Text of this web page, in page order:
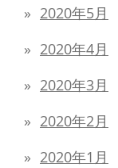
2020年5月
2020年4月
2020年3月
2020年2月
2020年1月